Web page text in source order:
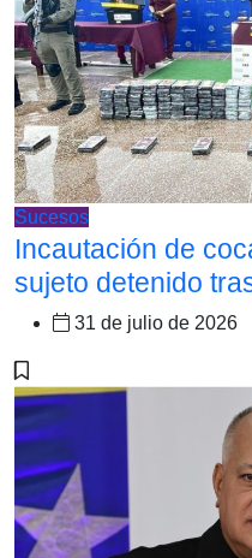
Sucesos
Incautación de
sujeto detenido
31 de julio de 2026